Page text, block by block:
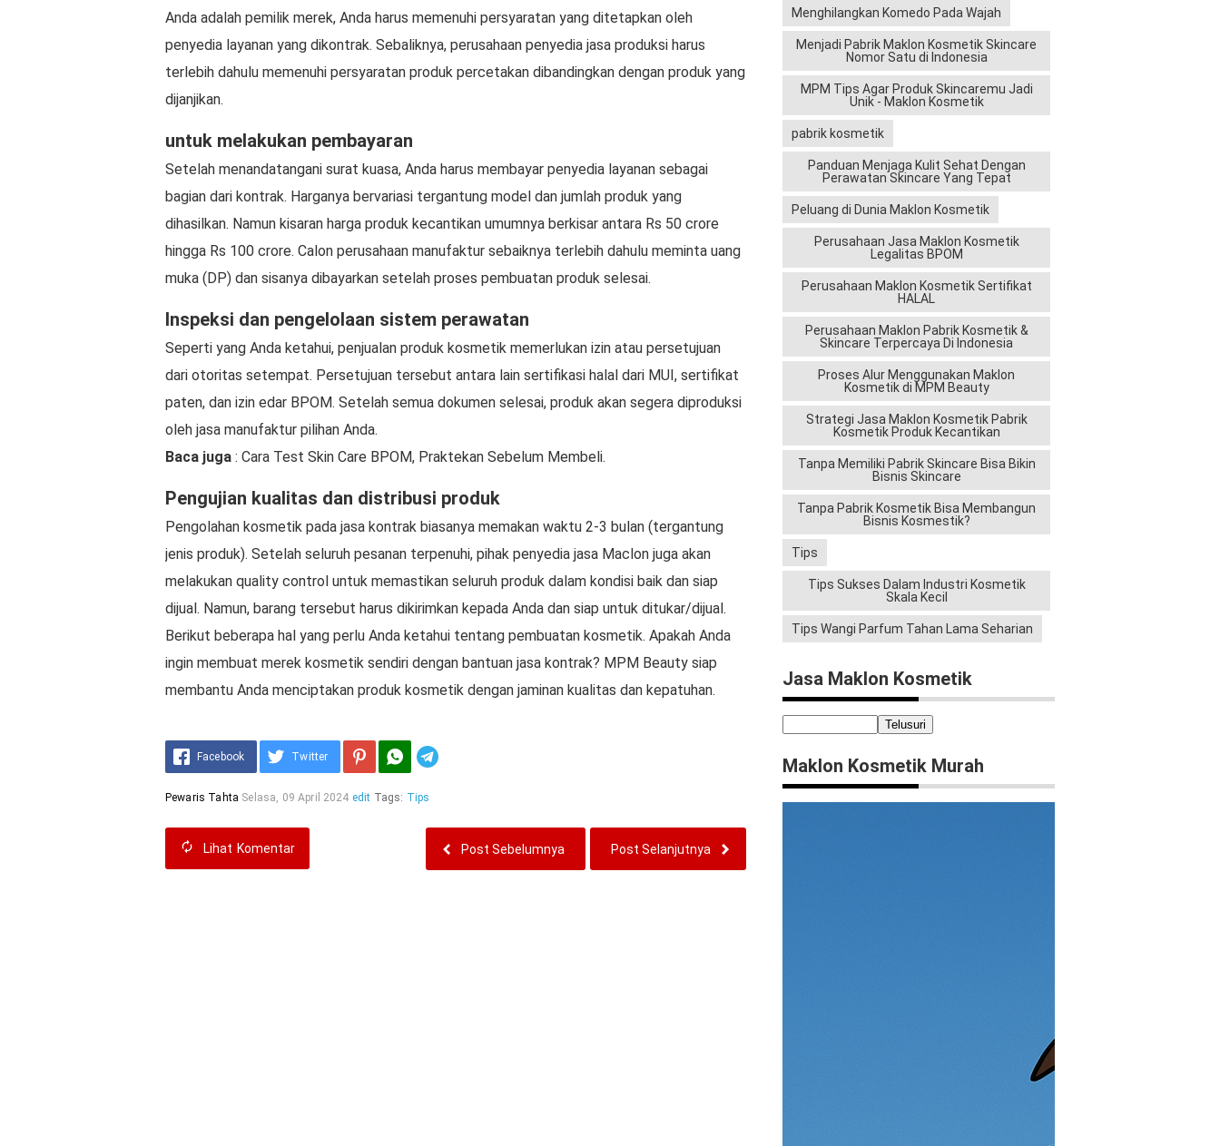
Anda adalah pemilik merek, Anda harus memenuhi persyaratan yang ditetapkan oleh
penyedia layanan yang dikontrak. Sebaliknya, perusahaan penyedia jasa produksi harus
terlebih dahulu memenuhi persyaratan produk percetakan dibandingkan dengan produk yang
dijanjikan.
untuk melakukan pembayaran
Setelah menandatangani surat kuasa, Anda harus membayar penyedia layanan sebagai
bagian dari kontrak. Harganya bervariasi tergantung model dan jumlah produk yang
dihasilkan. Namun kisaran harga produk kecantikan umumnya berkisar antara Rs 50 crore
hingga Rs 100 crore. Calon perusahaan manufaktur sebaiknya terlebih dahulu meminta uang
muka (DP) dan sisanya dibayarkan setelah proses pembuatan produk selesai.
Inspeksi dan pengelolaan sistem perawatan
Seperti yang Anda ketahui, penjualan produk kosmetik memerlukan izin atau persetujuan
dari otoritas setempat. Persetujuan tersebut antara lain sertifikasi halal dari MUI, sertifikat
paten, dan izin edar BPOM. Setelah semua dokumen selesai, produk akan segera diproduksi
oleh jasa manufaktur pilihan Anda.
Baca juga : Cara Test Skin Care BPOM, Praktekan Sebelum Membeli.
Pengujian kualitas dan distribusi produk
Pengolahan kosmetik pada jasa kontrak biasanya memakan waktu 2-3 bulan (tergantung
jenis produk). Setelah seluruh pesanan terpenuhi, pihak penyedia jasa Maclon juga akan
melakukan quality control untuk memastikan seluruh produk dalam kondisi baik dan siap
dijual. Namun, barang tersebut harus dikirimkan kepada Anda dan siap untuk ditukar/dijual.
Berikut beberapa hal yang perlu Anda ketahui tentang pembuatan kosmetik. Apakah Anda
ingin membuat merek kosmetik sendiri dengan bantuan jasa kontrak? MPM Beauty siap
membantu Anda menciptakan produk kosmetik dengan jaminan kualitas dan kepatuhan.
Facebook Twitter
Pewaris Tahta Selasa, 09 April 2024 edit Tags: Tips
Lihat Komentar Post Selanjutnya
Post Sebelumnya
Menghilangkan Komedo Pada Wajah
Menjadi Pabrik Maklon Kosmetik Skincare
Nomor Satu di Indonesia
MPM Tips Agar Produk Skincaremu Jadi
Unik - Maklon Kosmetik
pabrik kosmetik
Panduan Menjaga Kulit Sehat Dengan
Perawatan Skincare Yang Tepat
Peluang di Dunia Maklon Kosmetik
Perusahaan Jasa Maklon Kosmetik
Legalitas BPOM
Perusahaan Maklon Kosmetik Sertifikat
HALAL
Perusahaan Maklon Pabrik Kosmetik &
Skincare Terpercaya Di Indonesia
Proses Alur Menggunakan Maklon
Kosmetik di MPM Beauty
Strategi Jasa Maklon Kosmetik Pabrik
Kosmetik Produk Kecantikan
Tanpa Memiliki Pabrik Skincare Bisa Bikin
Bisnis Skincare
Tanpa Pabrik Kosmetik Bisa Membangun
Bisnis Kosmestik?
Tips
Tips Sukses Dalam Industri Kosmetik
Skala Kecil
Tips Wangi Parfum Tahan Lama Seharian
Jasa Maklon Kosmetik
Maklon Kosmetik Murah